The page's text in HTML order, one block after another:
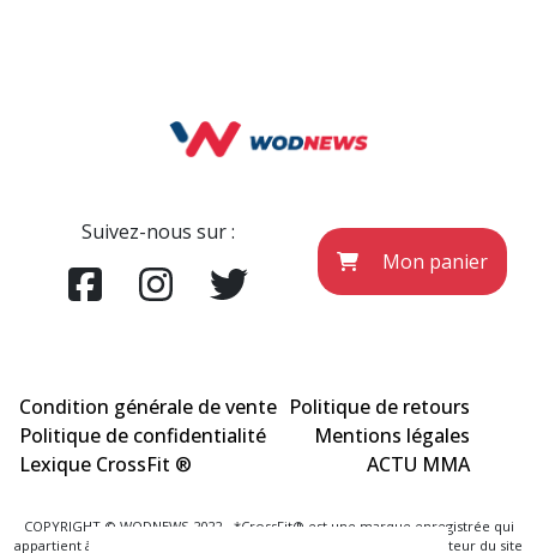
Suivez-nous sur :
Mon panier
Condition générale de vente Politique de retours
Politique de confidentialité
Mentions légales
Lexique CrossFit ®
ACTU MMA
COPYRIGHT © WODNEWS 2022 - *CrossFit® est une marque enregistrée qui
appartient à la société CrossFit® Inc. et qui n'a aucun lien avec l'éditeur du site